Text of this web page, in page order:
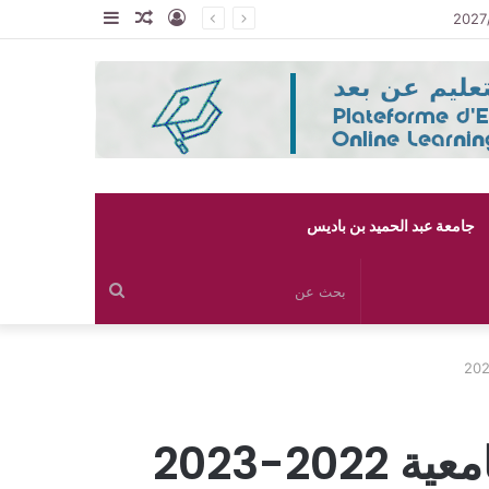
إضافة
عمود
مقال
عشوائي
تسجيل
الدخول
جامعة عبد الحميد بن باديس
بحث
2023